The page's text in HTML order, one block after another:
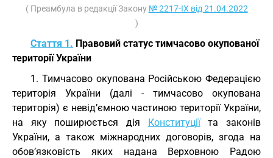
( Преамбула в редакції Закону № 2217-IX від 21.04.2022
)
Стаття 1. Правовий статус тимчасово окупованої
території України
1. Тимчасово окупована Російською Федерацією
територія України (далі - тимчасово окупована
територія) є невід’ємною частиною території України,
на яку поширюється дія Конституціїта законів
України, а також міжнародних договорів, згода на
обов’язковість яких надана Верховною Радою